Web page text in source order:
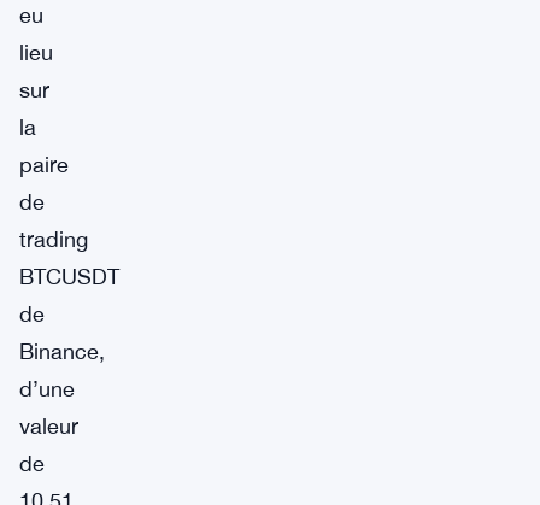
eu
lieu
sur
la
paire
de
trading
BTCUSDT
de
Binance,
d’une
valeur
de